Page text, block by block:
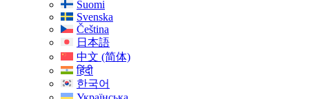
Suomi
Svenska
Čeština
日本語
中文 (简体)
हिंदी
한국어